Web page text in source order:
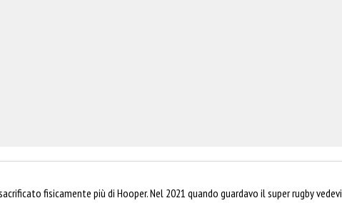
fisicamente più di Hooper. Nel 2021 quando guardavo il super rugby vedevi